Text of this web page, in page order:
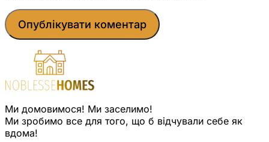
Ми домовимося! Ми заселимо!
Ми зробимо все для того, що б відчували себе як
вдома!